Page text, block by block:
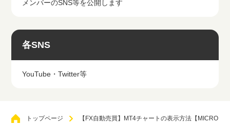
メンバーのSNS等を公開します
各SNS
YouTube・Twitter等
トップページ 【FX自動売買】MT4チャートの表示方法【MICRO口